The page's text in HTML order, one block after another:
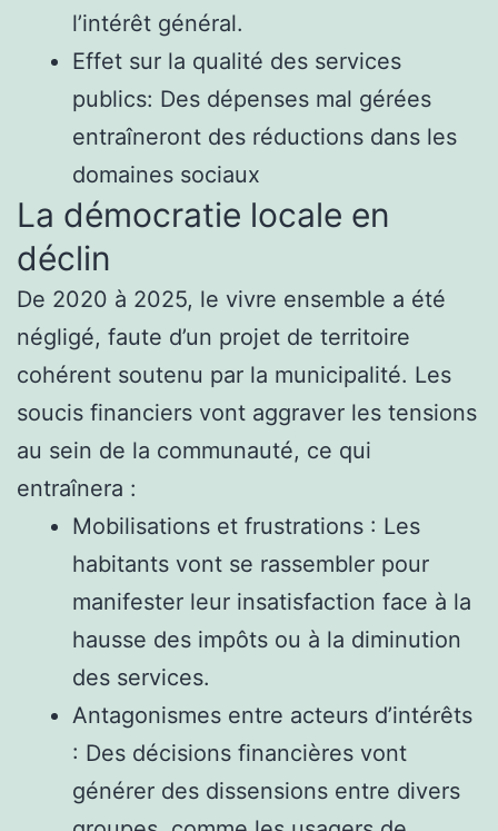
l’intérêt général.
Effet sur la qualité des services
publics: Des dépenses mal gérées
entraîneront des réductions dans les
domaines sociaux
La démocratie locale en
déclin
De 2020 à 2025, le vivre ensemble a été
négligé, faute d’un projet de territoire
cohérent soutenu par la municipalité. Les
soucis financiers vont aggraver les tensions
au sein de la communauté, ce qui
entraînera :
Mobilisations et frustrations : Les
habitants vont se rassembler pour
manifester leur insatisfaction face à la
hausse des impôts ou à la diminution
des services.
Antagonismes entre acteurs d’intérêts
: Des décisions financières vont
générer des dissensions entre divers